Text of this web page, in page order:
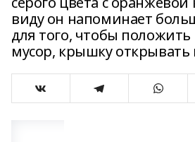
виду он напоминает
для того, чтобы положить
мусор, крышку открывать